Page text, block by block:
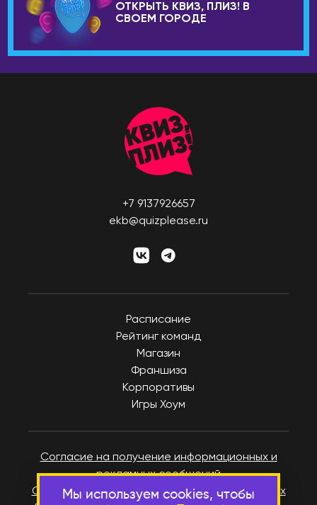
ОТКРЫТЬ КВИЗ, ПЛИЗ! В
СВОЕМ ГОРОДЕ
+7 9137926657
ekb@quizplease.ru
Расписание
Рейтинг команд
Магазин
Франшиза
Корпоративы
Игры Хоум
Согласие на получение информационных и
рекламных сообщений
Согласие на обработку персональных данных
Мы используем cookies, чтобы